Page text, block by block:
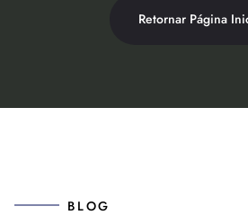
Retornar Página
BLOG